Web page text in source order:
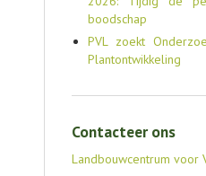
boodschap
PVL zoekt
Plantontwikkeling
Contacteer ons
Landbouwcentrum voor